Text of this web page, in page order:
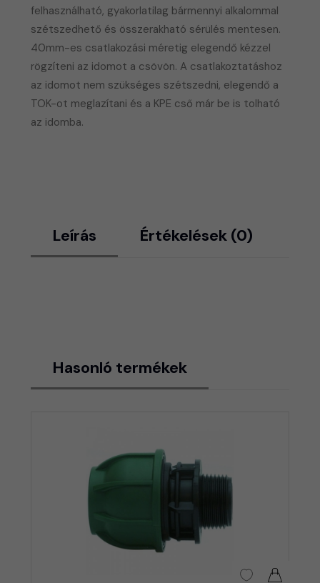
felhasználható, gyakorlatilag bármennyi alkalommal
szétszedhető és összerakható sérülés mentesen.
40mm-es csatlakozási méretig elegendő kézzel
rögzíteni az idomot a csövön. A csatlakoztatáshoz
az idomot nem szükséges szétszedni, elegendő a
TOK-ot meglazítani és a KPE cső már be is tolható
az idomba.
Leírás Értékelések (0)
Hasonló termékek